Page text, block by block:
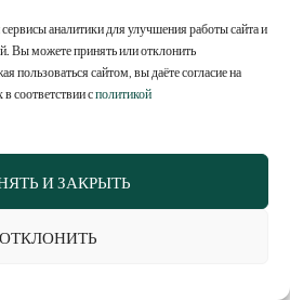
аналитики для улучшения работы сайта и
Вы можете принять или отклонить
пользоваться сайтом, вы даёте согласие на
соответствии сполитикой
И ЗАКРЫТЬ
ОТКЛОНИТЬ
физических
на 2–3 дня.
пилинги, массаж
на 5–7 дней).
всего